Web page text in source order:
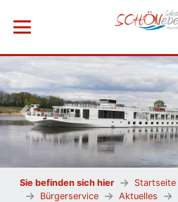
Menü öffnen
Vorheriges Bild
Sie befinden sich hier Startseite
Bürgerservice
Aktuelles